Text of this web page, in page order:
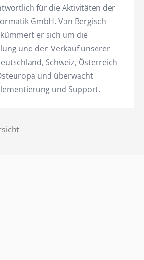
für die Aktivitäten der
GmbH. Von Bergisch
er sich um die
und den Verkauf unserer
Schweiz, Österreich
und überwacht
und Support.